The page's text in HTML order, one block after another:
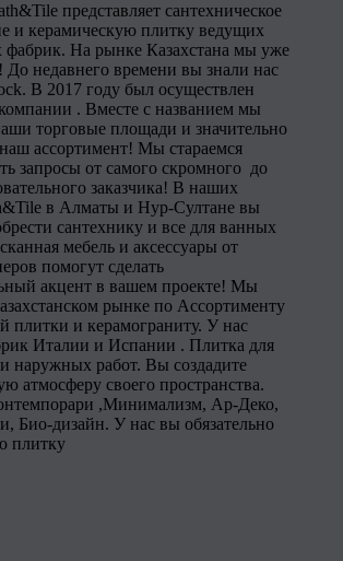
представляет сантехническое
и керамическую плитку ведущих
фабрик. На рынке Казахстана мы уже
До недавнего времени вы знали нас
В 2017 году был осуществлен
. Вместе с названием мы
торговые площади и значительно
ассортимент! Мы стараемся
запросы от самого скромного до
заказчика! В наших
в Алматы и Нур-Султане вы
сантехнику и все для ванных
мебель и аксессуары от
помогут сделать
акцент в вашем проекте! Мы
рынке по Ассортименту
плитки и керамограниту. У нас
Италии и Испании . Плитка для
наружных работ. Вы создадите
атмосферу своего пространства.
,Минимализм, Ар-Деко,
Био-дизайн. У нас вы обязательно
плитку